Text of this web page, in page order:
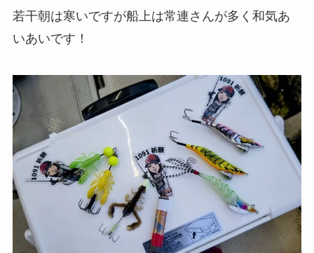
若干朝は寒いですが船上は常連さんが多く和気あ
いあいです！